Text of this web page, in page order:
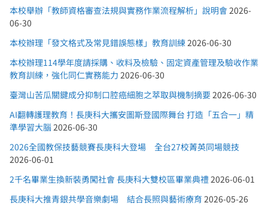
本校舉辦「教師資格審查法規與實務作業流程解析」說明會2026-
06-30
本校辦理「發文格式及常見錯誤態樣」教育訓練2026-06-30
本校辦理114學年度請採購、收料及檢驗、固定資產管理及驗收作業
教育訓練，強化同仁實務能力 2026-06-30
臺灣山苦瓜關鍵成分抑制口腔癌細胞之萃取與機制摘要2026-06-30
AI翻轉護理教育！長庚科大攜安圖斯登國際舞台 打造「五合一」精
準學習大腦 2026-06-30
2026全國教保技藝競賽長庚科大登場 全台27校菁英同場競技
2026-06-01
2千名畢業生換新裝勇闖社會 長庚科大雙校區畢業典禮2026-06-01
長庚科大推青銀共學音樂劇場 結合長照與藝術療育 2026-05-26